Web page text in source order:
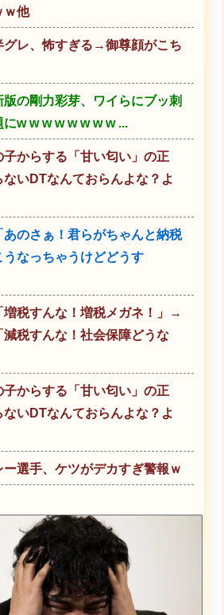
ｗ他
グレ、怖すぎる→御尊顔がこち
版の剛力彩芽、ワイらにブッ刺
w w w w w w w w ...
子からする「甘い匂い」の正
いDTなんておらんよな？よ
あのさぁ！君らがちゃんと納税
うなっちゃうけどどうす
増税すんな！増税メガネ！」→
税すんな！社会保障どうな
子からする「甘い匂い」の正
いDTなんておらんよな？よ
ー選手、ケツがデカすぎ警報ｗ